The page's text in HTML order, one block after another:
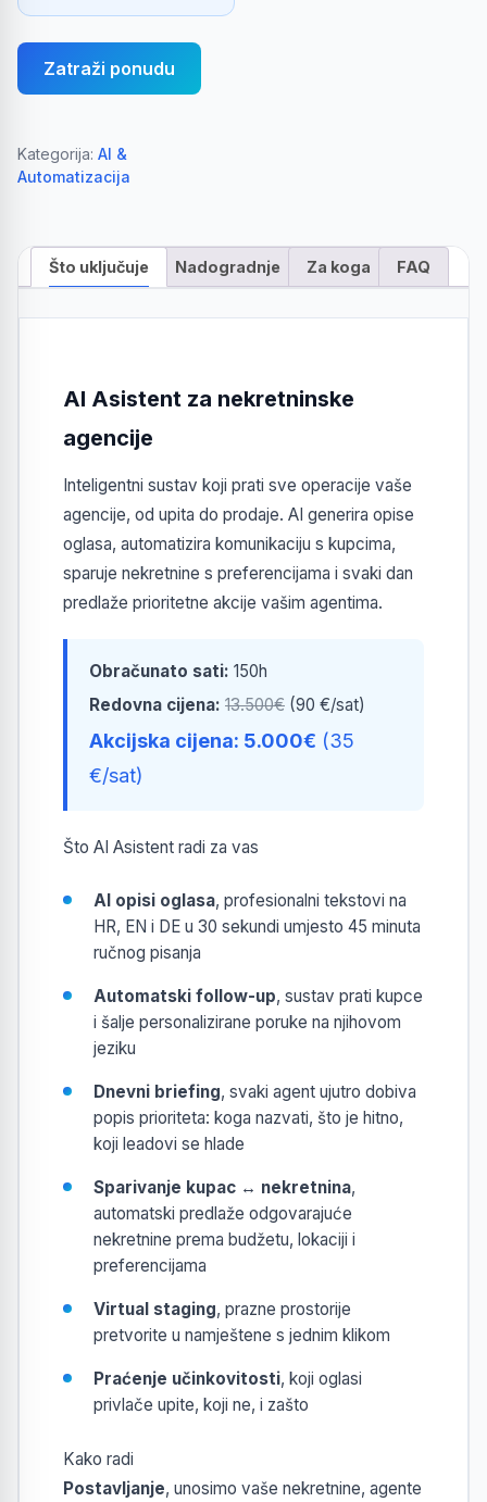
Zatraži ponudu
Kategorija: AI &
Automatizacija
Što uključuje Nadogradnje Za koga FAQ
AI Asistent za nekretninske
agencije
Inteligentni sustav koji prati sve operacije vaše
agencije, od upita do prodaje. AI generira opise
oglasa, automatizira komunikaciju s kupcima,
sparuje nekretnine s preferencijama i svaki dan
predlaže prioritetne akcije vašim agentima.
Obračunato sati: 150h
Redovna cijena: 13.500€ (90 €/sat)
Akcijska cijena: 5.000€ (35
€/sat)
Što AI Asistent radi za vas
AI opisi oglasa, profesionalni tekstovi na
HR, EN i DE u 30 sekundi umjesto 45 minuta
ručnog pisanja
Automatski follow-up, sustav prati kupce
i šalje personalizirane poruke na njihovom
jeziku
Dnevni briefing, svaki agent ujutro dobiva
popis prioriteta: koga nazvati, što je hitno,
koji leadovi se hlade
Sparivanje kupac ↔ nekretnina,
automatski predlaže odgovarajuće
nekretnine prema budžetu, lokaciji i
preferencijama
Virtual staging, prazne prostorije
pretvorite u namještene s jednim klikom
Praćenje učinkovitosti, koji oglasi
privlače upite, koji ne, i zašto
Kako radi
Postavljanje, unosimo vaše nekretnine, agente